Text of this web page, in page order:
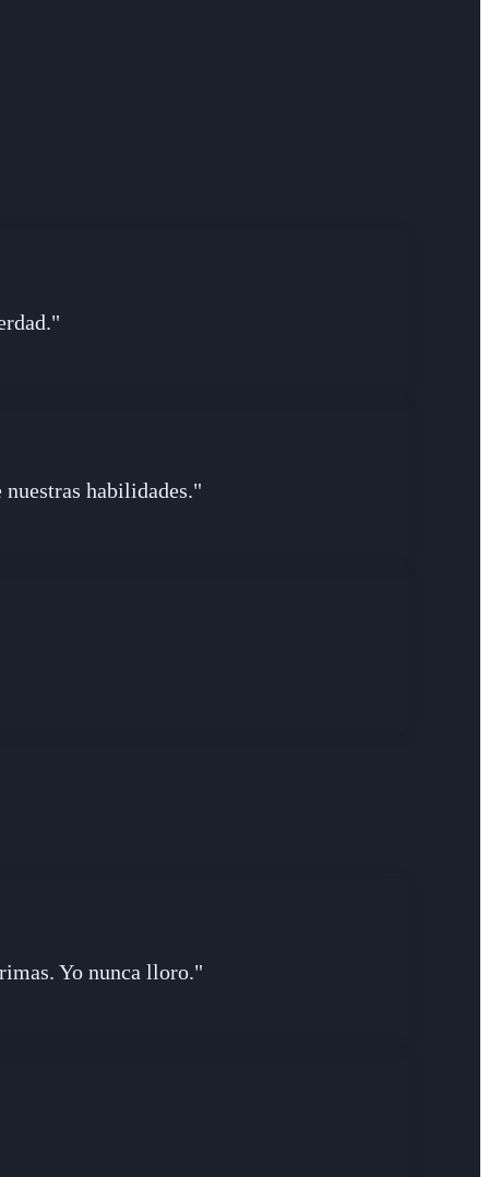
habilidades."
Yo nunca lloro."